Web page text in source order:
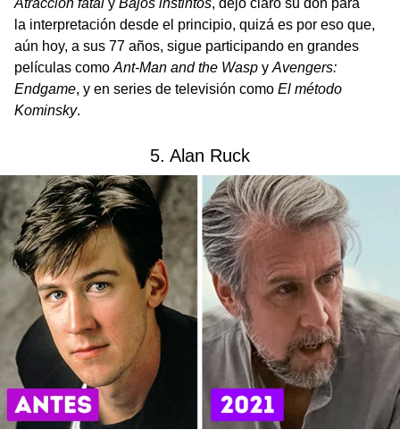
la interpretación desde el principio, quizá es por eso que,
aún hoy, a sus 77 años, sigue participando en grandes
películas como Ant-Man and the Wasp y Avengers:
Endgame, y en series de televisión como El método
Kominsky.
5. Alan Ruck